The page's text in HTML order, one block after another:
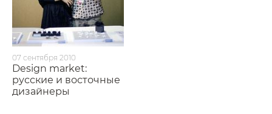
07 сентября 2010
Design market:
русские и восточные
дизайнеры